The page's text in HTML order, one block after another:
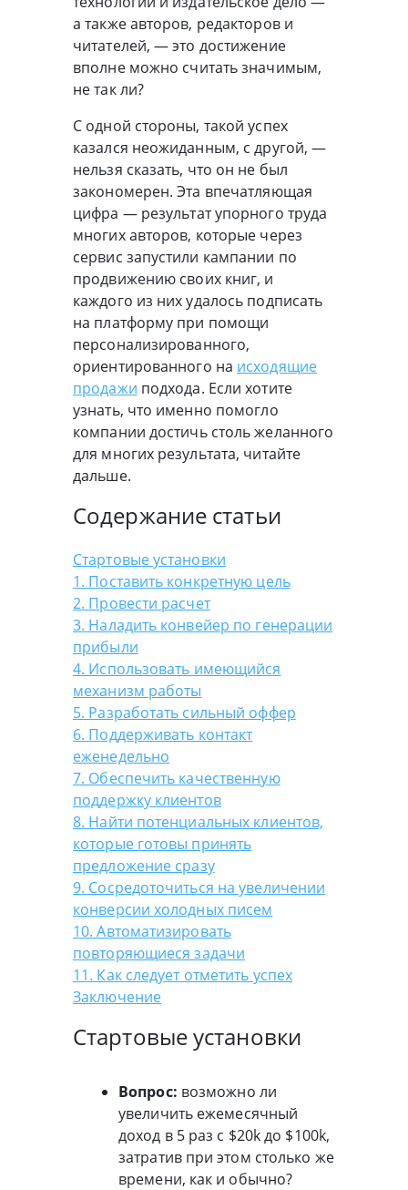
а также авторов, редакторов и
читателей, — это достижение
вполне можно считать значимым,
не так ли?
С одной стороны, такой успех
казался неожиданным, с другой, —
нельзя сказать, что он не был
закономерен. Эта впечатляющая
цифра — результат упорного труда
многих авторов, которые через
сервис запустили кампании по
продвижению своих книг, и
каждого из них удалось подписать
на платформу при помощи
персонализированного,
ориентированного на исходящие
продажи подхода. Если хотите
узнать, что именно помогло
компании достичь столь желанного
для многих результата, читайте
дальше.
Содержание статьи
Стартовые установки
1. Поставить конкретную цель
2. Провести расчет
3. Наладить конвейер по генерации
прибыли
4. Использовать имеющийся
механизм работы
5. Разработать сильный оффер
6. Поддерживать контакт
еженедельно
7. Обеспечить качественную
поддержку клиентов
8. Найти потенциальных клиентов,
которые готовы принять
предложение сразу
9. Сосредоточиться на увеличении
конверсии холодных писем
10. Автоматизировать
повторяющиеся задачи
11. Как следует отметить успех
Заключение
Стартовые установки
Вопрос: возможно ли
увеличить ежемесячный
доход в 5 раз с $20k до $100k,
затратив при этом столько же
времени, как и обычно?